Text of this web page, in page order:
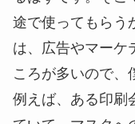
途で使ってもらう
は、広告やマーケ
ころが多いので、
例えば、ある印刷